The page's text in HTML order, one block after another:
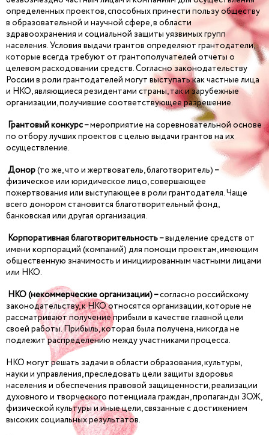
определенных проектов, способных принести пользу обществу
в образовательной и научной сфере, в области
здравоохранения и социальной защиты уязвимых групп
населения. Условия выдачи грантов определяют грантодатели,
которые всегда требуют от грантополучателей отчеты о
целевом расходовании средств. Согласно законодательству
России в роли грантодателей могут выступать как частные лица
и НКО, являющиеся резидентами страны, так и зарубежные
организации, получившие соответствующее разрешение.
Грантовый конкурс –мероприятие на соревновательной основе
по отбору лучших проектов с целью выдачи грантов на их
осуществление.
Донор(то же, что и жертвователь, благотворитель) –
физическое или юридическое лицо, совершающее
пожертвования или выступающее в роли грантодателя. Чаще
всего донором становится благотворительный фонд,
банковская или другая организация.
Корпоративная благотворительность –выделение средств от
имени корпораций (компаний) для помощи проектам, имеющим
общественную значимость и инициированным частными лицами
или НКО.
НКО (некоммерческие организации) –согласно российскому
законодательству, к НКО относятся организации, которые не
рассматривают получение прибыли в качестве главной цели
своей работы. Прибыль, которая была получена, никогда не
подлежит распределению между участниками процесса.
НКО могут решать задачи в области образования, культуры,
науки и управления, преследовать цели защиты здоровья
населения и обеспечения правовой защищенности, реализации
духовного и творческого потенциала граждан, пропаганды ЗОЖ,
физической культуры и иные цели, связанные с достижением
высоких социальных результатов.